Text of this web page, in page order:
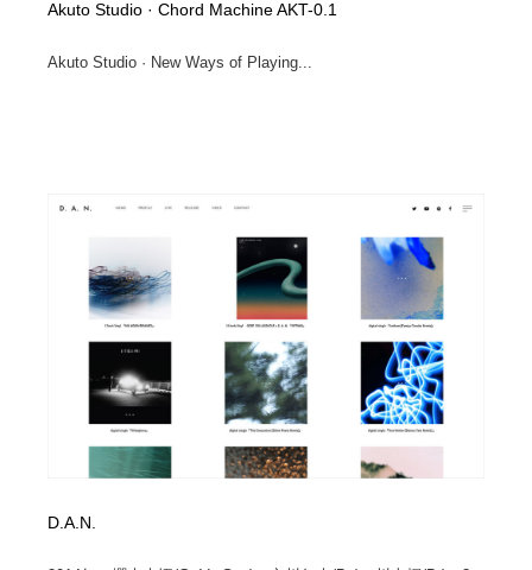
Akuto Studio · Chord Machine AKT-0.1
Akuto Studio · New Ways of Playing...
D.A.N.